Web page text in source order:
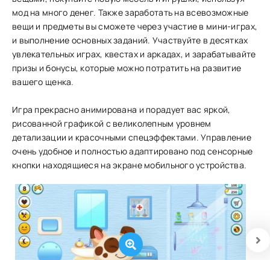
мод на много денег. Также заработать на всевозможные
вещи и предметы вы сможете через участие в мини-играх,
и выполнение основных заданий. Участвуйте в десятках
увлекательных играх, квестах и аркадах, и зарабатывайте
призы и бонусы, которые можно потратить на развитие
вашего щенка.
Игра прекрасно анимирована и порадует вас яркой,
рисованной графикой с великолепным уровнем
детализации и красочными спецэффектами. Управление
очень удобное и полностью адаптировано под сенсорные
кнопки находящиеся на экране мобильного устройства.